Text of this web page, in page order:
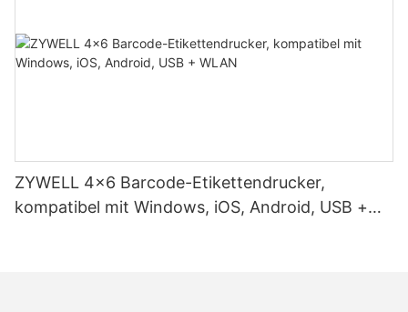
ZYWELL 4x6 Barcode-Etikettendrucker,
kompatibel mit Windows, iOS, Android, USB +